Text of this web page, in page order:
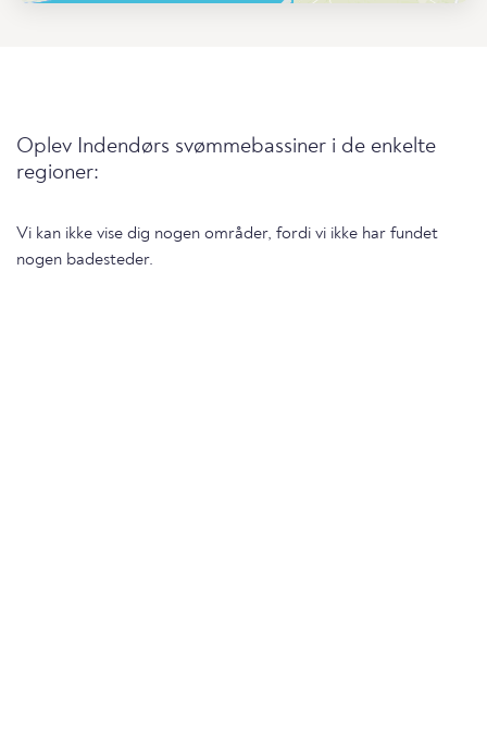
Oplev Indendørs svømmebassiner i de enkelte
regioner:
Vi kan ikke vise dig nogen områder, fordi vi ikke har fundet
nogen badesteder.